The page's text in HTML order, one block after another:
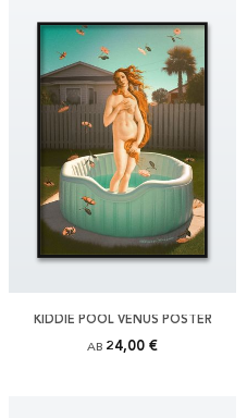
KIDDIE POOL VENUS POSTER
AB 24,00 €